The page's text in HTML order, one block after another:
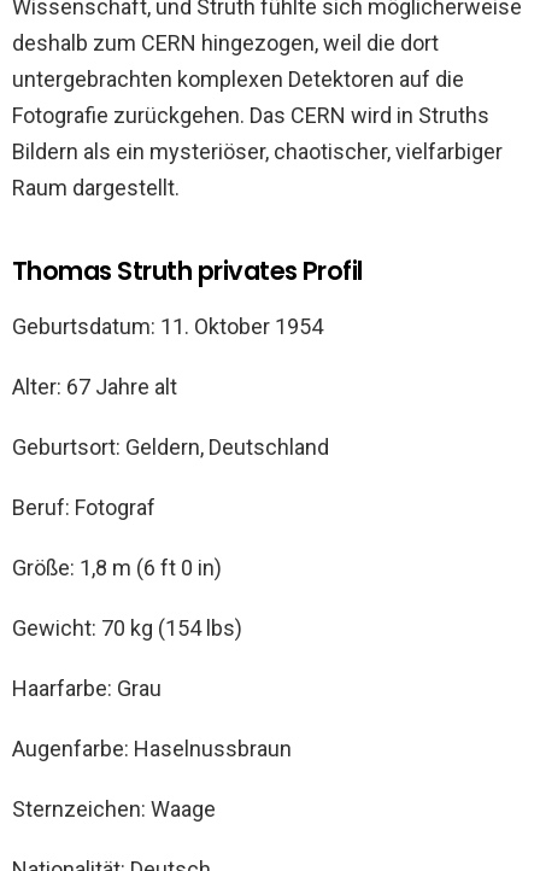
Wissenschaft, und Struth fühlte sich möglicherweise
deshalb zum CERN hingezogen, weil die dort
untergebrachten komplexen Detektoren auf die
Fotografie zurückgehen. Das CERN wird in Struths
Bildern als ein mysteriöser, chaotischer, vielfarbiger
Raum dargestellt.
Thomas Struth privates Profil
Geburtsdatum: 11. Oktober 1954
Alter: 67 Jahre alt
Geburtsort: Geldern, Deutschland
Beruf: Fotograf
Größe: 1,8 m (6 ft 0 in)
Gewicht: 70 kg (154 lbs)
Haarfarbe: Grau
Augenfarbe: Haselnussbraun
Sternzeichen: Waage